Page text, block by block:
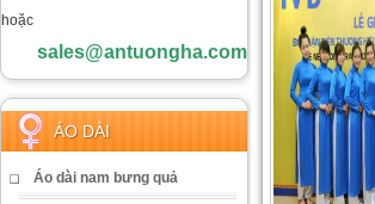
hoặc
sales@antuongha.com
ÁO DÀI
Áo dài nam bưng quả